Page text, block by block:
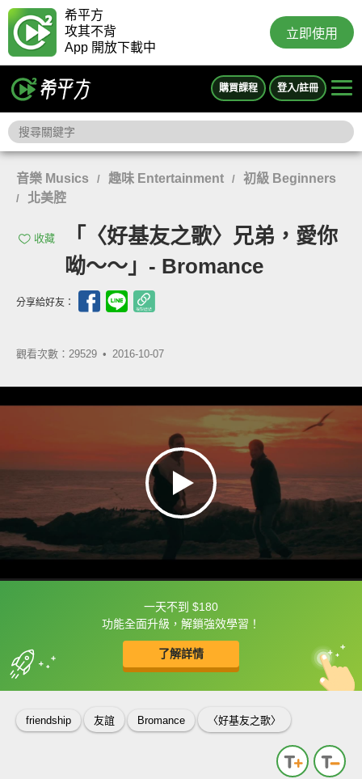
希平方
攻其不背
App 開放下載中
立即使用
購買課程 登入/註冊
音樂 Musics / 趣味 Entertainment / 初級 Beginners
/ 北美腔
收藏
「〈好基友之歌〉兄弟，愛你
呦～～」- Bromance
分享給好友：
觀看次數：29529 • 2016-10-07
一天不到 $180
功能全面升級，解鎖強效學習！
了解詳情
框選或點兩下字幕可以直接查字典喔！
收錄佳句 中
英
friendship 友誼 Bromance 〈好基友之歌〉